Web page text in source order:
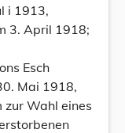
i 1913,
3. April 1918;
Esch
Mai 1918,
zur Wahl eines